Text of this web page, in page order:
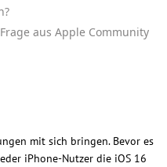
aus Apple Community
mit sich bringen. Bevor es
iPhone-Nutzer die iOS 16